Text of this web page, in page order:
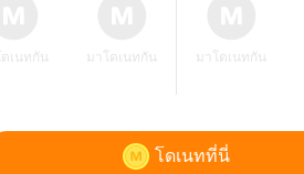
ดเนทกัน มาโดเนทกัน มาโดเนทกัน
โดเนทที่นี่